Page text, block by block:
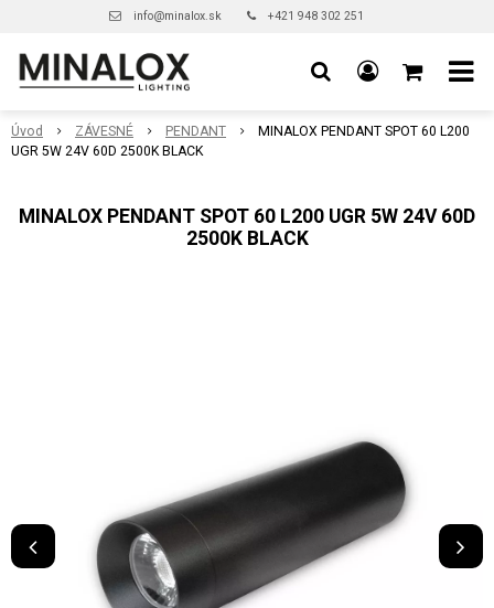
info@minalox.sk +421 948 302 251
Úvod ZÁVESNÉ PENDANT
MINALOX PENDANT SPOT 60 L200
UGR 5W 24V 60D 2500K BLACK
MINALOX PENDANT SPOT 60 L200 UGR 5W 24V 60D
2500K BLACK